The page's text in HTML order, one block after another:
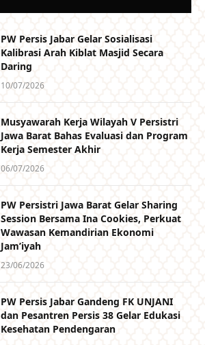
PW Persis Jabar Gelar Sosialisasi
Kalibrasi Arah Kiblat Masjid Secara
Daring
10/07/2026
Musyawarah Kerja Wilayah V Persistri
Jawa Barat Bahas Evaluasi dan Program
Kerja Semester Akhir
06/07/2026
PW Persistri Jawa Barat Gelar Sharing
Session Bersama Ina Cookies, Perkuat
Wawasan Kemandirian Ekonomi
Jam’iyah
23/06/2026
PW Persis Jabar Gandeng FK UNJANI
dan Pesantren Persis 38 Gelar Edukasi
Kesehatan Pendengaran